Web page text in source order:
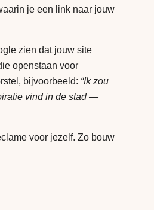
je een link naar jouw
zien dat jouw site
openstaan voor
bijvoorbeeld: “Ik zou
vind in de stad —
voor jezelf. Zo bouw